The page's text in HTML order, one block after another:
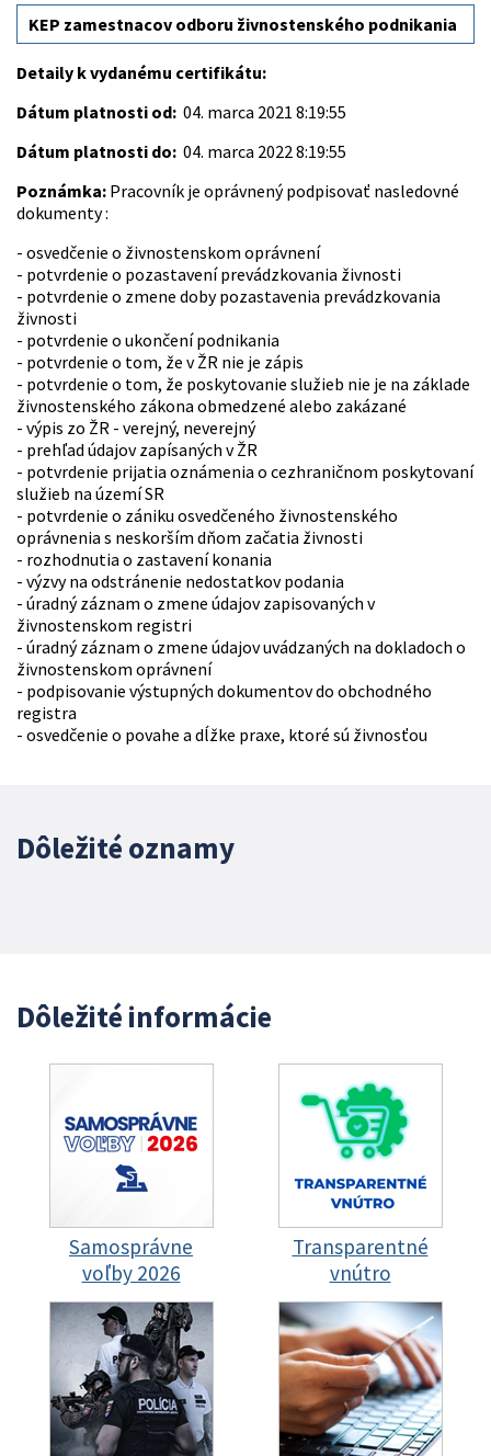
KEP zamestnacov odboru živnostenského podnikania
Detaily k vydanému certifikátu:
Dátum platnosti od: 04. marca 2021 8:19:55
Dátum platnosti do: 04. marca 2022 8:19:55
Poznámka: Pracovník je oprávnený podpisovať nasledovné
dokumenty :
- osvedčenie o živnostenskom oprávnení
- potvrdenie o pozastavení prevádzkovania živnosti
- potvrdenie o zmene doby pozastavenia prevádzkovania
živnosti
- potvrdenie o ukončení podnikania
- potvrdenie o tom, že v ŽR nie je zápis
- potvrdenie o tom, že poskytovanie služieb nie je na základe
živnostenského zákona obmedzené alebo zakázané
- výpis zo ŽR - verejný, neverejný
- prehľad údajov zapísaných v ŽR
- potvrdenie prijatia oznámenia o cezhraničnom poskytovaní
služieb na území SR
- potvrdenie o zániku osvedčeného živnostenského
oprávnenia s neskorším dňom začatia živnosti
- rozhodnutia o zastavení konania
- výzvy na odstránenie nedostatkov podania
- úradný záznam o zmene údajov zapisovaných v
živnostenskom registri
- úradný záznam o zmene údajov uvádzaných na dokladoch o
živnostenskom oprávnení
- podpisovanie výstupných dokumentov do obchodného
registra
- osvedčenie o povahe a dĺžke praxe, ktoré sú živnosťou
Dôležité oznamy
Dôležité informácie
Samosprávne
voľby 2026
Transparentné
vnútro